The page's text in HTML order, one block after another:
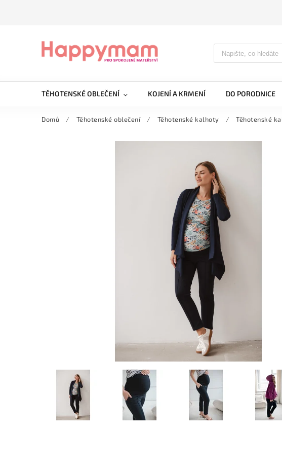
TĚHOTENSKÉ OBLEČENÍ KOJENÍ A KRMENÍ DO PORODNICE
Domů / Těhotenské oblečení / Těhotenské kalhoty / Těhotenské